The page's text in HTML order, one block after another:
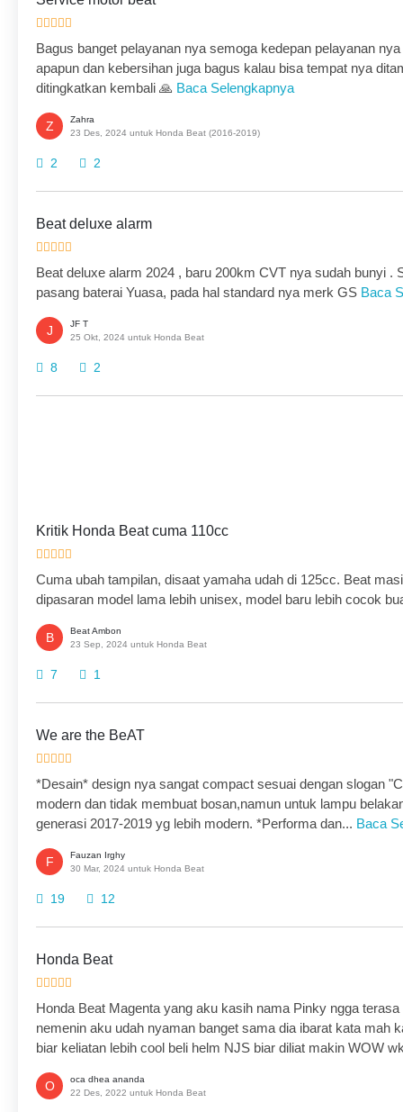
Bagus banget pelayanan nya semoga kedepan pelayanan
apapun dan kebersihan juga bagus kalau bisa tempat nya
ditingkatkan kembali 🙏 Baca Selengkapnya
Z
Zahra
23 Des, 2024 untuk Honda Beat (2016-2019)
2 2
Beat deluxe alarm
Beat deluxe alarm 2024 , baru 200km CVT nya sudah bunyi .
pasang baterai Yuasa, pada hal standard nya merk GS Baca
J
JF T
25 Okt, 2024 untuk Honda Beat
8 2
Kritik Honda Beat cuma 110cc
Cuma ubah tampilan, disaat yamaha udah di 125cc. Beat
dipasaran model lama lebih unisex, model baru lebih cocok
B
Beat Ambon
23 Sep, 2024 untuk Honda Beat
7 1
We are the BeAT
*Desain* design nya sangat compact sesuai dengan slogan
modern dan tidak membuat bosan,namun untuk lampu
generasi 2017-2019 yg lebih modern. *Performa dan... Baca
F
Fauzan Irghy
30 Mar, 2024 untuk Honda Beat
19 12
Honda Beat
Honda Beat Magenta yang aku kasih nama Pinky ngga
nemenin aku udah nyaman banget sama dia ibarat kata mah
biar keliatan lebih cool beli helm NJS biar diliat makin WOW
O
oca dhea ananda
22 Des, 2022 untuk Honda Beat